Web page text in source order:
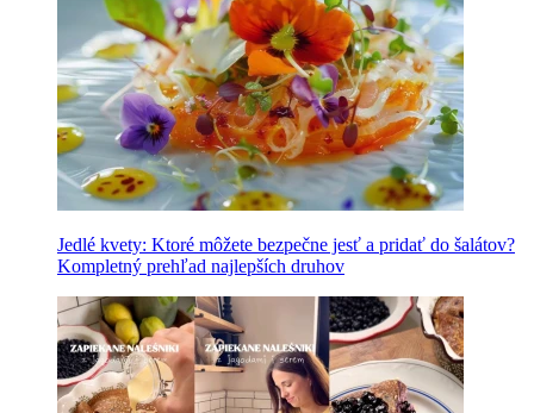
Jedlé kvety: Ktoré môžete bezpečne jesť a pridať do šalátov?
Kompletný prehľad najlepších druhov